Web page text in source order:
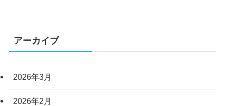
アーカイブ
2026年3月
2026年2月